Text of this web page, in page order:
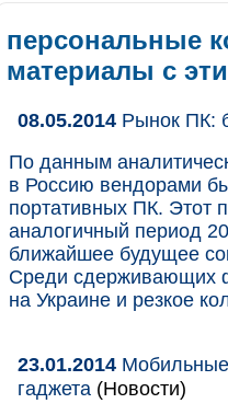
персональные
материалы с
08.05.2014 Рынок ПК:
По данным
в Россию вендорами
портативных ПК. Этот
аналогичный период
ближайшее будущее
Среди сдерживающих
на Украине и резкое
23.01.2014 Мобильные
гаджета (Новости)